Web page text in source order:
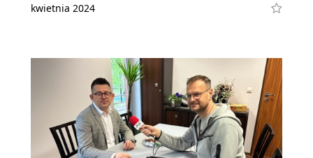
kwietnia 2024